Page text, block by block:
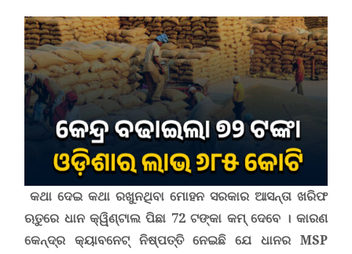
କଥା ଦେଇ କଥା ରଖୁନଥିବା ମୋହନ ସରକାର ଆସନ୍ତା ଖରିଫ
ଋତୁରେ ଧାନ କ୍ୱିଣ୍ଟାଲ ପିଛା 72 ଟଙ୍କା କମ୍ ଦେବେ । କାରଣ
କେନ୍ଦ୍ର କ୍ୟାବନେଟ୍ ନିଷ୍ପତ୍ତି ନେଇଛି ଯେ ଧାନର MSP